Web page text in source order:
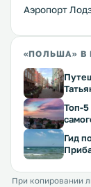
Аэропорт
«ПОЛЬША» В
Топ-
Гид
При копировании